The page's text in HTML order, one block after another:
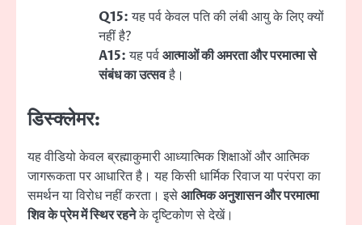
Q15:यह पर्व केवल पति की लंबी आयु के लिए क्यों
नहीं है?
A15:यह पर्वआत्माओं की अमरता और परमात्मा से
संबंध का उत्सवहै।
डिस्क्लेमर:
यह वीडियो केवल ब्रह्माकुमारी आध्यात्मिक शिक्षाओं और आत्मिक
जागरूकता पर आधारित है। यह किसी धार्मिक रिवाज या परंपरा का
समर्थन या विरोध नहीं करता। इसेआत्मिक अनुशासन और परमात्मा
शिव के प्रेम में स्थिर रहनेके दृष्टिकोण से देखें।